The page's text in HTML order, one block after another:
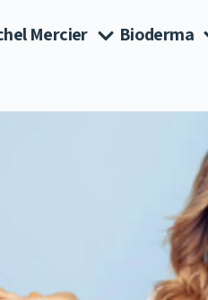
Bioderma
Mercier